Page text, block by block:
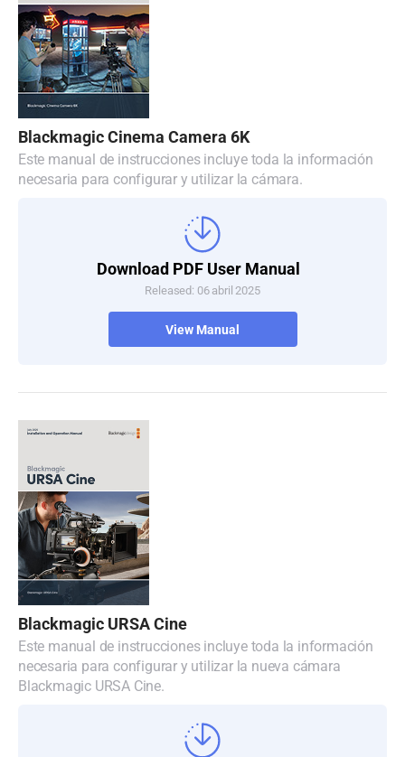
Blackmagic Cinema Camera 6K
Este manual de instrucciones incluye toda la información
necesaria para configurar y utilizar la cámara.
Download PDF User Manual
Released: 06 abril 2025
View Manual
Blackmagic URSA Cine
Este manual de instrucciones incluye toda la información
necesaria para configurar y utilizar la nueva cámara
Blackmagic URSA Cine.